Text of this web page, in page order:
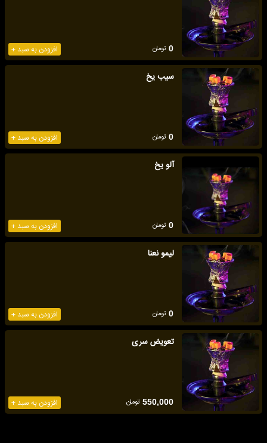
افزودن به سبد + 0 تومان
سیب یخ
افزودن به سبد + 0 تومان
آلو یخ
افزودن به سبد + 0 تومان
لیمو نعنا
افزودن به سبد + 0 تومان
تعویض سری
افزودن به سبد + 550,000 تومان